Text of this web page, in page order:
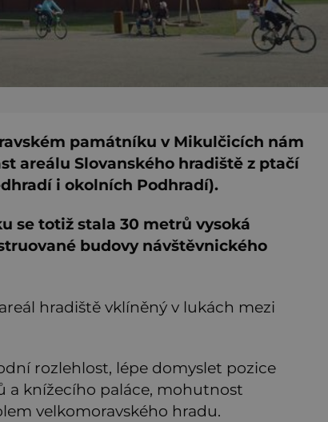
památníku v Mikulčicích nám
areálu Slovanského hradiště z ptačí
i okolních Podhradí).
se totiž stala 30 metrů vysoká
budovy návštěvnického
hradiště vklíněný v lukách mezi
rozlehlost, lépe domyslet pozice
a knížecího paláce, mohutnost
velkomoravského hradu.